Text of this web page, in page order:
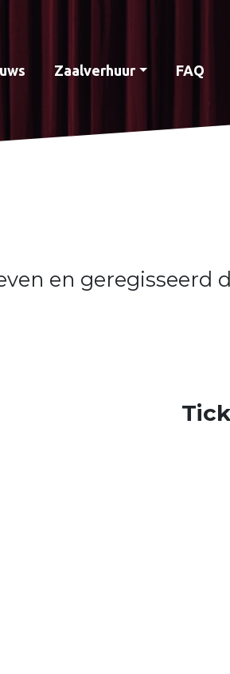
Zaalverhuur FAQ
en geregisseerd